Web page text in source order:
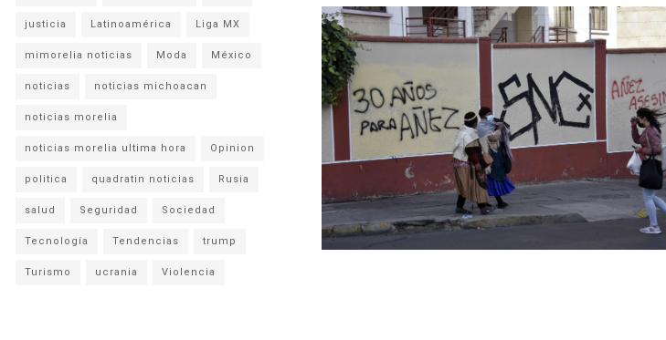
justicia Latinoamérica Liga MX
mimorelia noticias Moda México
noticias noticias michoacan
noticias morelia
noticias morelia ultima hora Opinion
politica quadratin noticias Rusia
salud Seguridad Sociedad
Tecnología Tendencias trump
Turismo ucrania Violencia